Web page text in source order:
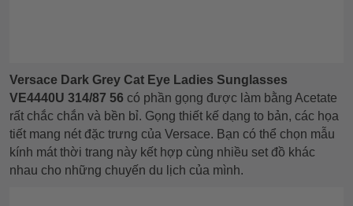
Versace Dark Grey Cat Eye Ladies Sunglasses
VE4440U 314/87 56 có phần gọng được làm bằng Acetate
rất chắc chắn và bền bỉ. Gọng thiết kế dạng to bản, các họa
tiết mang nét đặc trưng của Versace. Bạn có thể chọn mẫu
kính mát thời trang này kết hợp cùng nhiều set đồ khác
nhau cho những chuyến du lịch của mình.